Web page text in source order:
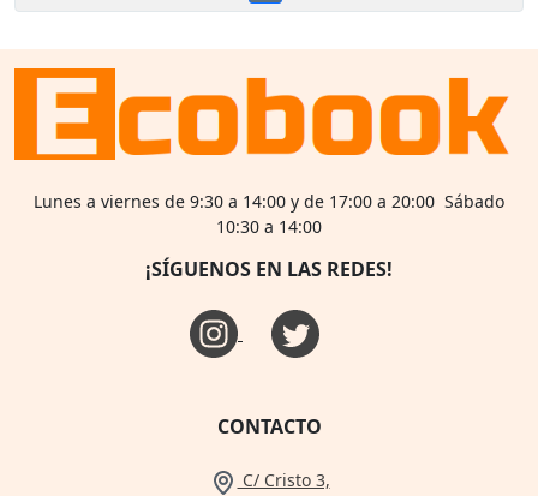
Lunes a viernes de 9:30 a 14:00 y de 17:00 a 20:00 Sábado
10:30 a 14:00
¡SÍGUENOS EN LAS REDES!
CONTACTO
C/ Cristo 3,